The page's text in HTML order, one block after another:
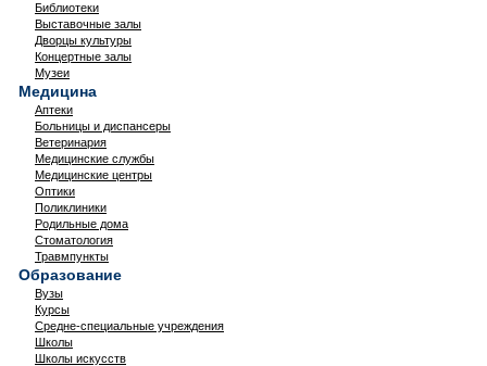
Библиотеки
Выставочные залы
Дворцы культуры
Концертные залы
Музеи
Медицина
Аптеки
Больницы и диспансеры
Ветеринария
Медицинские службы
Медицинские центры
Оптики
Поликлиники
Родильные дома
Стоматология
Травмпункты
Образование
Вузы
Курсы
Средне-специальные учреждения
Школы
Школы искусств